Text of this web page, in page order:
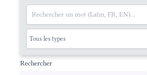
Rechercher